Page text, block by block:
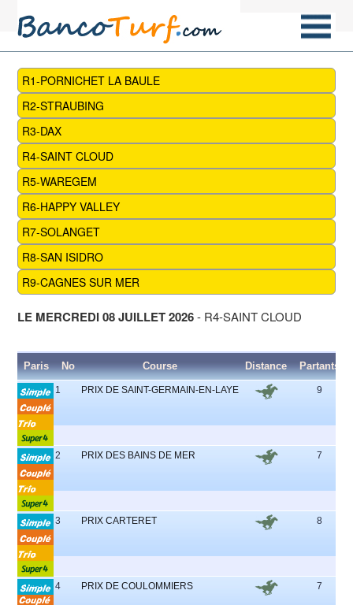
R1-PORNICHET LA BAULE
R2-STRAUBING
R3-DAX
R4-SAINT CLOUD
R5-WAREGEM
R6-HAPPY VALLEY
R7-SOLANGET
R8-SAN ISIDRO
R9-CAGNES SUR MER
LE MERCREDI 08 JUILLET 2026- R4-SAINT CLOUD
Paris No Course Distance Partants
1 PRIX DE SAINT-GERMAIN-EN-LAYE 9
2 PRIX DES BAINS DE MER 7
3 PRIX CARTERET 8
4 PRIX DE COULOMMIERS 7